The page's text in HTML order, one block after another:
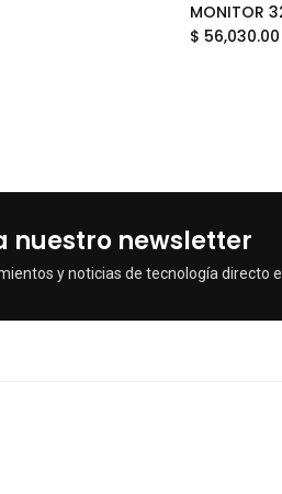
$ 56,030.00
nuestro newsletter
y noticias de tecnología directo